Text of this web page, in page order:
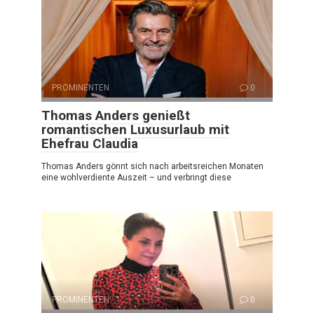
PROMINENTEN 0
Thomas Anders genießt
romantischen Luxusurlaub mit
Ehefrau Claudia
Thomas Anders gönnt sich nach arbeitsreichen Monaten
eine wohlverdiente Auszeit – und verbringt diese
PROMINENTEN 0